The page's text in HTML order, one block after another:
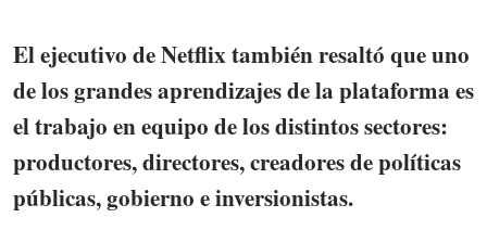
El ejecutivo de Netflix también resaltó que uno
de los grandes aprendizajes de la plataforma es
el trabajo en equipo de los distintos sectores:
productores, directores, creadores de políticas
públicas, gobierno e inversionistas.